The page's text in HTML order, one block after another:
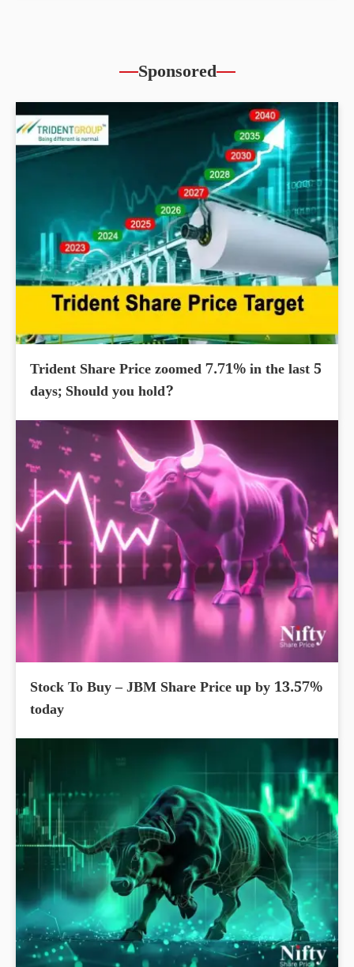
Sponsored
Trident Share Price zoomed 7.71% in the last 5
days; Should you hold?
Stock To Buy – JBM Share Price up by 13.57%
today